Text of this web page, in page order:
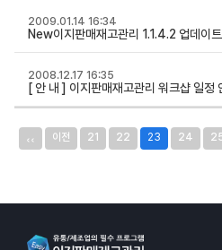
New이지판매재고관리 1.1.4.2 업데이
2009.01.14 16:34
[ 안 내 ] 이지판매재고관리 워크샵 일정
2008.12.17 16:35
‹‹ 이전 21 22 23 24